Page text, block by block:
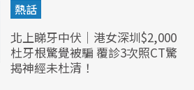
熱話
北上睇牙中伏｜港女深圳$2,000
杜牙根驚覺被騙 覆診3次照CT驚
揭神經未杜清！